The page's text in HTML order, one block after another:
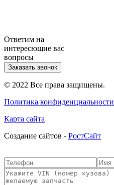
Ответим на
интересющие вас
вопросы
Заказать звонок
© 2022 Все права защищены.
Политика конфиденциальности
Карта сайта
Cоздание сайтов - РостСайт